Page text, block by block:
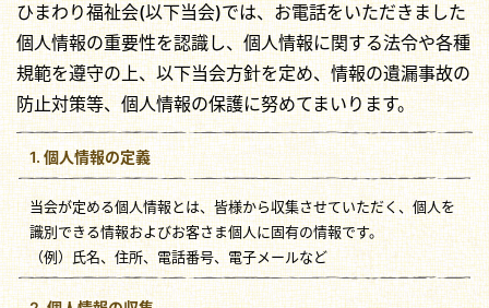
ひまわり福祉会(以下当会)では、お電話をいただきました
個人情報の重要性を認識し、個人情報に関する法令や各種
規範を遵守の上、以下当会方針を定め、情報の遺漏事故の
防止対策等、個人情報の保護に努めてまいります。
1. 個人情報の定義
当会が定める個人情報とは、皆様から収集させていただく、個人を
識別できる情報およびお客さま個人に固有の情報です。
（例）氏名、住所、電話番号、電子メールなど